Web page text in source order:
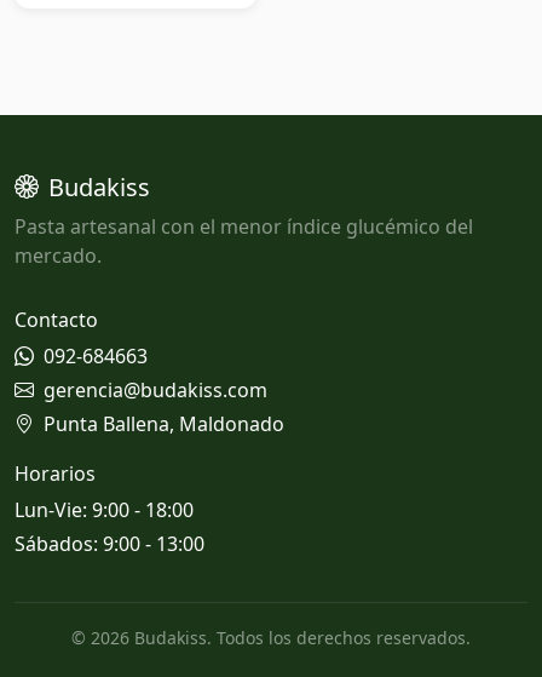
Budakiss
Pasta artesanal con el menor índice glucémico del
mercado.
Contacto
092-684663
gerencia@budakiss.com
Punta Ballena, Maldonado
Horarios
Lun-Vie: 9:00 - 18:00
Sábados: 9:00 - 13:00
© 2026 Budakiss. Todos los derechos reservados.